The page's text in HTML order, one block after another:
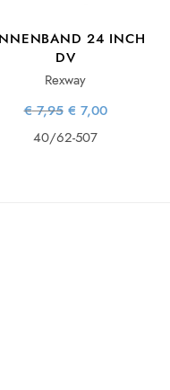
24 INCH
DV
Rexway
€7,95 Oorspronkelijke
prijs was:
€ 7,95.
€ 7,00Huidige
40/62-507